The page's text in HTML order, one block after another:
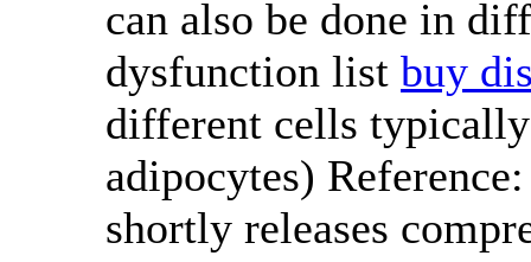
can also be done in
dysfunction list buy
different cells
adipocytes)
shortly releases